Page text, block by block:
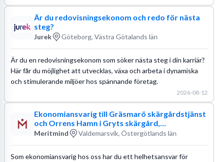
Är du redovisningsekonom och redo för nästa
steg?
Jurek Göteborg, Västra Götalands län
Är du en redovisningsekonom som söker nästa steg i din karriär?
Här får du möjlighet att utvecklas, växa och arbeta i dynamiska
och stimulerande miljöer hos spännande företag.
2026-08-12
Ekonomiansvarig till Gräsmarö skärgårdstjänst
och Orrens Hamn i Gryts skärgård,
Valdemarsvik - Meritmind
Meritmind Valdemarsvik, Östergötlands län
Som ekonomiansvarig hos oss har du ett helhetsansvar för